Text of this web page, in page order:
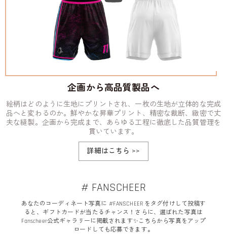
企画から高品質製品へ
絵柄はどのように生地にプリントされ、一枚の生地が立体的な完成
品へと変わるのか。鮮やかな昇華プリント、精密な裁断、緻密で丈
夫な縫製。企画から完成まで、あらゆる工程に徹底した品質管理を
貫いています。
詳細はこちら >>
# FANSCHEER
あなたのコーディネート写真に #FANSCHEER をタグ付けして投稿す
ると、ギフトカードが当たるチャンス！さらに、選ばれた写真は
Fanscheer公式ギャラリーに掲載されます✨こちらから写真をアップ
ロードしても応募できます。